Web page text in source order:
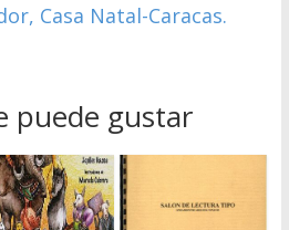
Casa Natal-Caracas.
puede gustar